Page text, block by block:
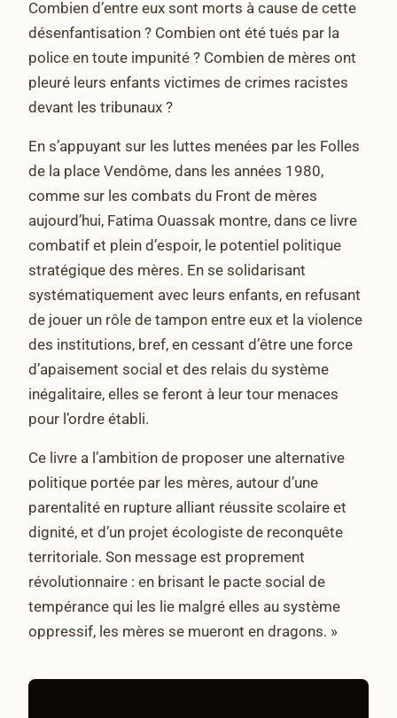
Combien d’entre eux sont morts à cause de cette
désenfantisation ? Combien ont été tués par la
police en toute impunité ? Combien de mères ont
pleuré leurs enfants victimes de crimes racistes
devant les tribunaux ?
En s’appuyant sur les luttes menées par les Folles
de la place Vendôme, dans les années 1980,
comme sur les combats du Front de mères
aujourd’hui, Fatima Ouassak montre, dans ce livre
combatif et plein d’espoir, le potentiel politique
stratégique des mères. En se solidarisant
systématiquement avec leurs enfants, en refusant
de jouer un rôle de tampon entre eux et la violence
des institutions, bref, en cessant d’être une force
d’apaisement social et des relais du système
inégalitaire, elles se feront à leur tour menaces
pour l’ordre établi.
Ce livre a l’ambition de proposer une alternative
politique portée par les mères, autour d’une
parentalité en rupture alliant réussite scolaire et
dignité, et d’un projet écologiste de reconquête
territoriale. Son message est proprement
révolutionnaire : en brisant le pacte social de
tempérance qui les lie malgré elles au système
oppressif, les mères se mueront en dragons. »